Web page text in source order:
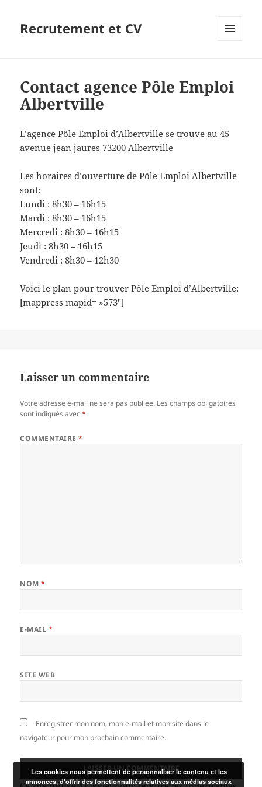
Recrutement et CV
Contact agence Pôle Emploi
Albertville
L’agence Pôle Emploi d’Albertville se trouve au 45
avenue jean jaures 73200 Albertville
Les horaires d’ouverture de Pôle Emploi Albertville
sont:
Lundi : 8h30 – 16h15
Mardi : 8h30 – 16h15
Mercredi : 8h30 – 16h15
Jeudi : 8h30 – 16h15
Vendredi : 8h30 – 12h30
Voici le plan pour trouver Pôle Emploi d’Albertville:
[mappress mapid= »573″]
Laisser un commentaire
Votre adresse e-mail ne sera pas publiée. Les champs obligatoires
sont indiqués avec*
COMMENTAIRE*
NOM*
E-MAIL *
SITE WEB
Enregistrer mon nom, mon e-mail et mon site dans le
navigateur pour mon prochain commentaire.
Les cookies nous permettent de personnaliser le contenu et les
annonces, d'offrir des fonctionnalités relatives aux médias sociaux